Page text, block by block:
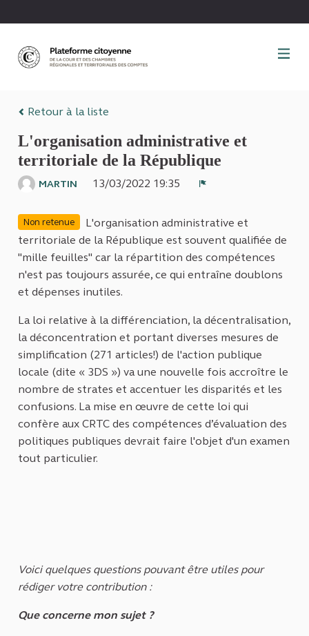
Retour à la liste
L'organisation administrative et
territoriale de la République
MARTIN
13/03/2022 19:35
Non retenue
L'organisation administrative et
territoriale de la République est souvent qualifiée de
"mille feuilles" car la répartition des compétences
n'est pas toujours assurée, ce qui entraîne doublons
et dépenses inutiles.
La loi relative à la différenciation, la décentralisation,
la déconcentration et portant diverses mesures de
simplification (271 articles!) de l'action publique
locale (dite « 3DS ») va une nouvelle fois accroître le
nombre de strates et accentuer les disparités et les
confusions. La mise en œuvre de cette loi qui
confère aux CRTC des compétences d’évaluation des
politiques publiques devrait faire l'objet d'un examen
tout particulier.
Voici quelques questions pouvant être utiles pour
rédiger votre contribution :
Que concerne mon sujet ?